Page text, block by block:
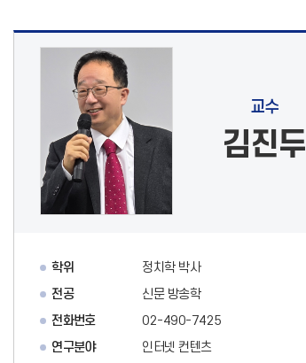
교수
김진두
학위
정치학 박사
전공
신문 방송학
전화번호
02-490-7425
연구분야
인터넷 컨텐츠